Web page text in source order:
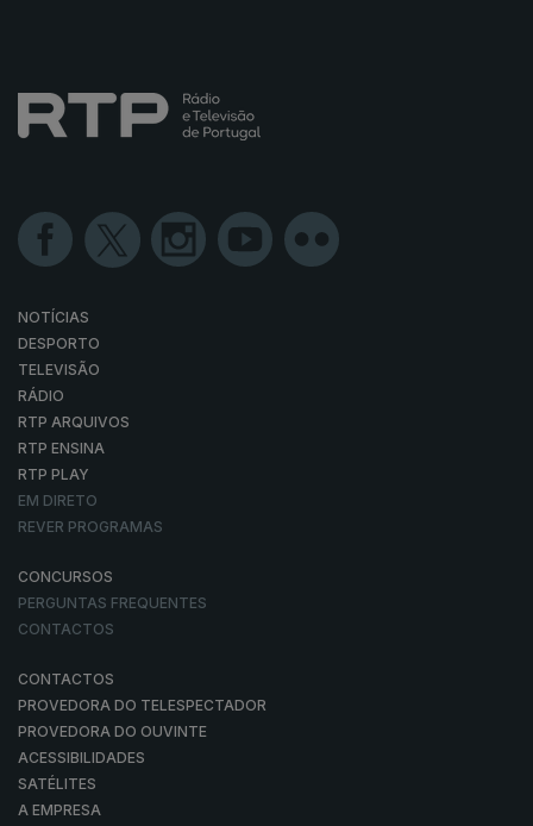
NOTÍCIAS
DESPORTO
TELEVISÃO
RÁDIO
RTP ARQUIVOS
RTP ENSINA
RTP PLAY
EM DIRETO
REVER PROGRAMAS
CONCURSOS
PERGUNTAS FREQUENTES
CONTACTOS
CONTACTOS
PROVEDORA DO TELESPECTADOR
PROVEDORA DO OUVINTE
ACESSIBILIDADES
SATÉLITES
A EMPRESA